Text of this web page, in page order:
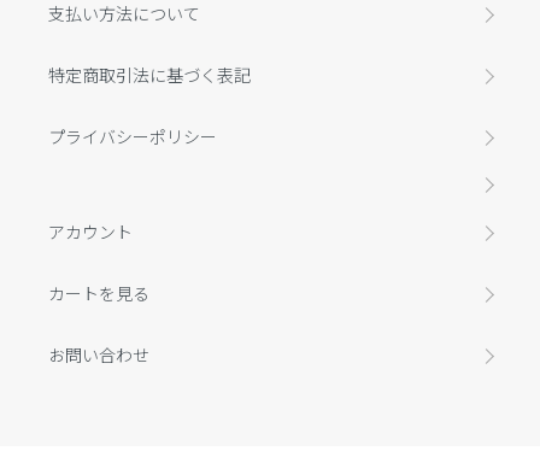
支払い方法について
特定商取引法に基づく表記
プライバシーポリシー
アカウント
カートを見る
お問い合わせ